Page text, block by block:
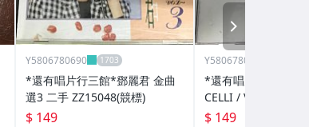
Y5806780690
*還有唱片行三館*鄧麗君 金曲
選3 二手 ZZ15048(競標)
$ 149
Y5806780690
*還有唱片行三館
CELLI / VIAGGIO
手 ZZ15759(競標)
$ 149